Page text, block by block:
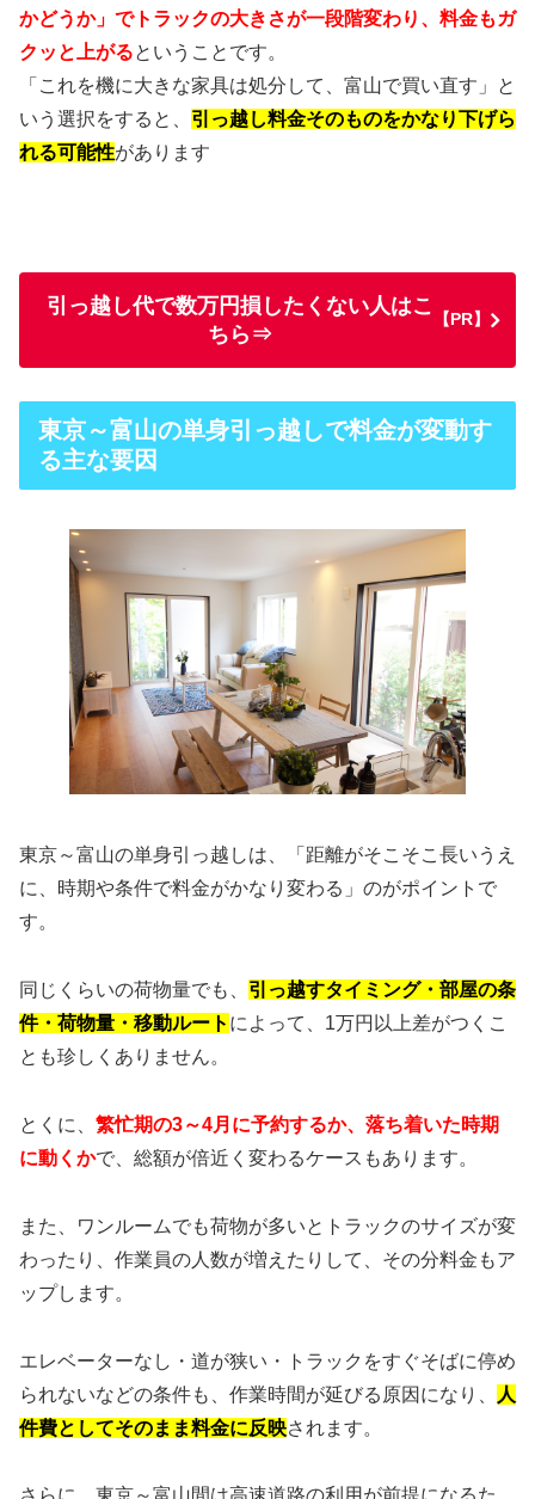
かどうか」でトラックの大きさが一段階変わり、料金もガ
クッと上がるということです。
「これを機に大きな家具は処分して、富山で買い直す」と
いう選択をすると、 引っ越し料金そのものをかなり下げら
れる可能性があります
引っ越し代で数万円損したくない人はこ
ちら⇒
【PR】
東京～富山の単身引っ越しで料金が変動す
る主な要因
東京～富山の単身引っ越しは、「距離がそこそこ長いうえ
に、時期や条件で料金がかなり変わる」のがポイントで
す。
同じくらいの荷物量でも、 引っ越すタイミング・部屋の条
件・荷物量・移動ルート によって、1万円以上差がつくこ
とも珍しくありません。
とくに、 繁忙期の3～4月に予約するか、落ち着いた時期
に動くかで、総額が倍近く変わるケースもあります。
また、ワンルームでも荷物が多いとトラックのサイズが変
わったり、作業員の人数が増えたりして、その分料金もア
ップします。
エレベーターなし・道が狭い・トラックをすぐそばに停め
られないなどの条件も、作業時間が延びる原因になり、
人
件費としてそのまま料金に反映されます。